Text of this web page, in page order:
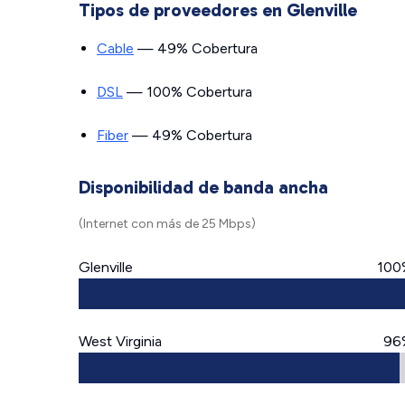
Tipos de proveedores en Glenville
Cable — 49% Cobertura
DSL — 100% Cobertura
Fiber — 49% Cobertura
Disponibilidad de banda ancha
(Internet con más de 25 Mbps)
Glenville
West Virginia